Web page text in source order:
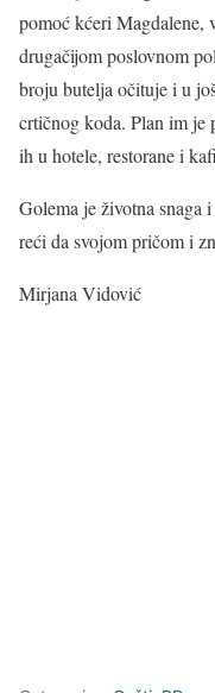
pomoć kćeri Magdalene,
drugačijom poslovnom
broju butelja očituje i u
crtičnog koda. Plan im je
ih u hotele, restorane i
Golema je životna snaga
reći da svojom pričom i
Mirjana Vidović